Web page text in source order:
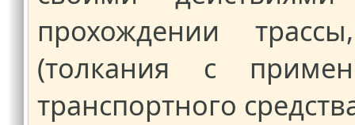
прохождении
(толкания с
транспортного